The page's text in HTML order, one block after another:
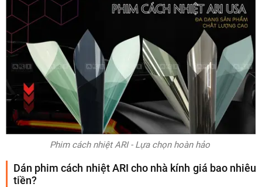
Phim cách nhiệt ARI - Lựa chọn hoàn hảo
Dán phim cách nhiệt ARI cho nhà kính giá bao nhiêu
tiền?